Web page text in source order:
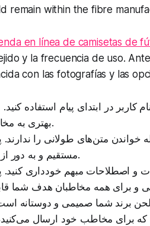
remain within the fibre
en línea de camisetas de
y la frecuencia de uso.
con las fotografías y las
در ابتدای پیام استفاده
بهتری به مخاطب می‌دهد.
خواندن متن‌های طولانی را ندارند.
مستقیم و به دور از حاشیه باشد.
و اصطلاحات مبهم خودداری کنید.
برند شما صمیمی و دوستانه